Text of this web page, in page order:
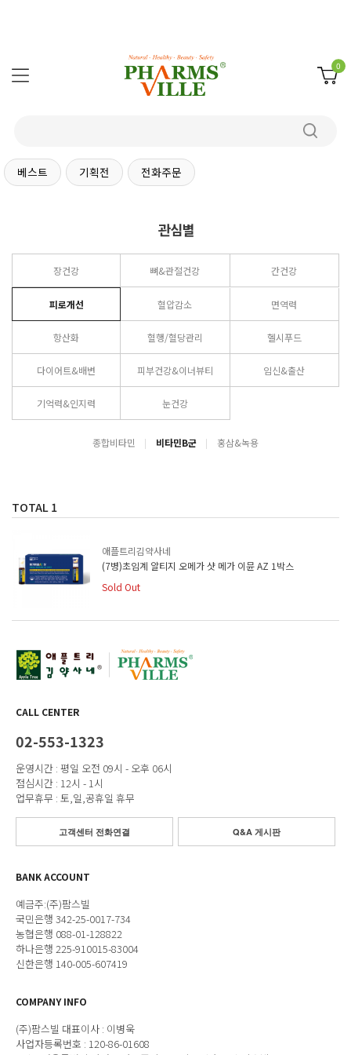
0
베스트 기획전 전화주문
관심별
장건강 뼈&관절건강 간건강
피로개선 혈압감소 면역력
항산화 혈행/혈당관리 헬시푸드
다이어트&배변 피부건강&이너뷰티 임신&출산
기억력&인지력 눈건강
종합비타민 비타민B군 홍삼&녹용
TOTAL 1
애플트리김약사네
(7병)초임계 알티지 오메가 샷 메가 이뮨 AZ 1박스
Sold Out
CALL CENTER
02-553-1323
운영시간 : 평일 오전 09시 - 오후 06시
점심시간 : 12시 - 1시
업무휴무 : 토,일,공휴일 휴무
고객센터 전화연결 Q&A 게시판
BANK ACCOUNT
예금주:(주)팜스빌
국민은행 342-25-0017-734
농협은행 088-01-128822
하나은행 225-910015-83004
신한은행 140-005-607419
COMPANY INFO
(주)팜스빌 대표이사 : 이병욱
사업자등록번호 : 120-86-01608